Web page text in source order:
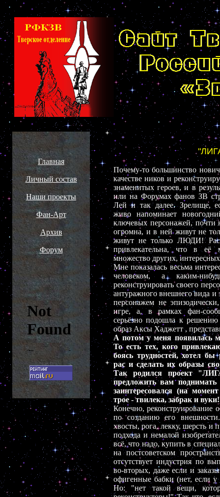
Почему-то большинство
качестве ников и
знаменитых героев, и в
или на Форумах фанов ЗВ
Лей и так далее. Зрелище,
живо напоминает
ключевых персонажей, почти
огромна, и в ней живут не
живут не только ЛЮДИ!
привлекательна, что в её
множество других,
Мне показалась весьма
человеком, а каким-
реконструировать своего
антуражного внешнего вида и
персонажем не
игре, а, в рамках фан-
серьёзно подошла к решению
образ Аксы Хаджетт ,
А потом у меня появилась
То есть тех, кого
боясь трудностей, хотел бы
рас и сделать их образы
Так родился проект
предложить вам
заинтересовался (на
трое - твилека, забрак и
Конечно, реконструирование
по созданию его
хвосты, рога, лекку, шерсть и
подхода и немалой
всё, что надо, купить в
на постсоветском
отсутствует индустрия по
во-вторых, даже если и
офигенные бабки (нет, если у
Но: "нет такой вещи,
Главная
Личный состав
Наши проекты
Фан-Арт
Архив
Форум